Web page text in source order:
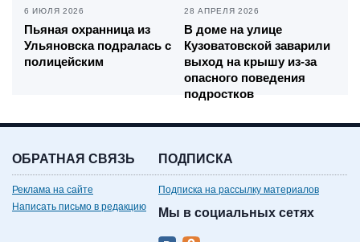
6 ИЮЛЯ 2026
Пьяная охранница из
Ульяновска подралась с
полицейским
28 АПРЕЛЯ 2026
В доме на улице
Кузоватовской заварили
выход на крышу из-за
опасного поведения
подростков
ОБРАТНАЯ СВЯЗЬ
Реклама на сайте
Написать письмо в редакцию
ПОДПИСКА
Подписка на рассылку материалов
Мы в социальных сетях